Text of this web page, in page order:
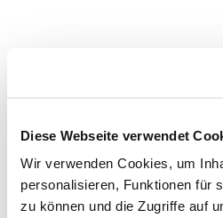
Diese Webseite verwendet
Wir verwenden Cookies, um
personalisieren, Funktionen für
zu können und die Zugriffe auf